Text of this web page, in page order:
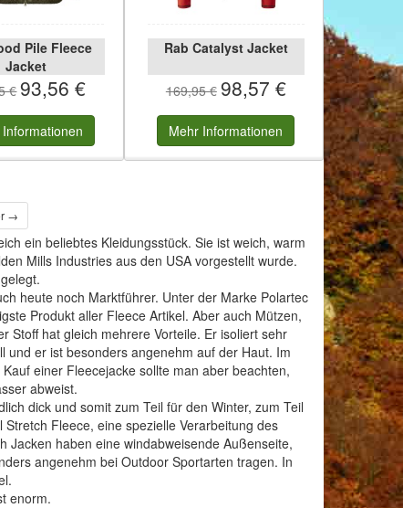
Pile Fleece
Jacket
€ 93,56 €
Rab Catalyst Jacket
169,95 € 98,57 €
Mehr Informationen
→
ein beliebtes Kleidungsstück. Sie ist weich, warm
Mills Industries aus den USA vorgestellt wurde.
heute noch Marktführer. Unter der Marke Polartec
Produkt aller Fleece Artikel. Aber auch Mützen,
Stoff hat gleich mehrere Vorteile. Er isoliert sehr
und er ist besonders angenehm auf der Haut. Im
einer Fleecejacke sollte man aber beachten,
abweist.
dick und somit zum Teil für den Winter, zum Teil
Fleece, eine spezielle Verarbeitung des
Jacken haben eine windabweisende Außenseite,
angenehm bei Outdoor Sportarten tragen. In
enorm.